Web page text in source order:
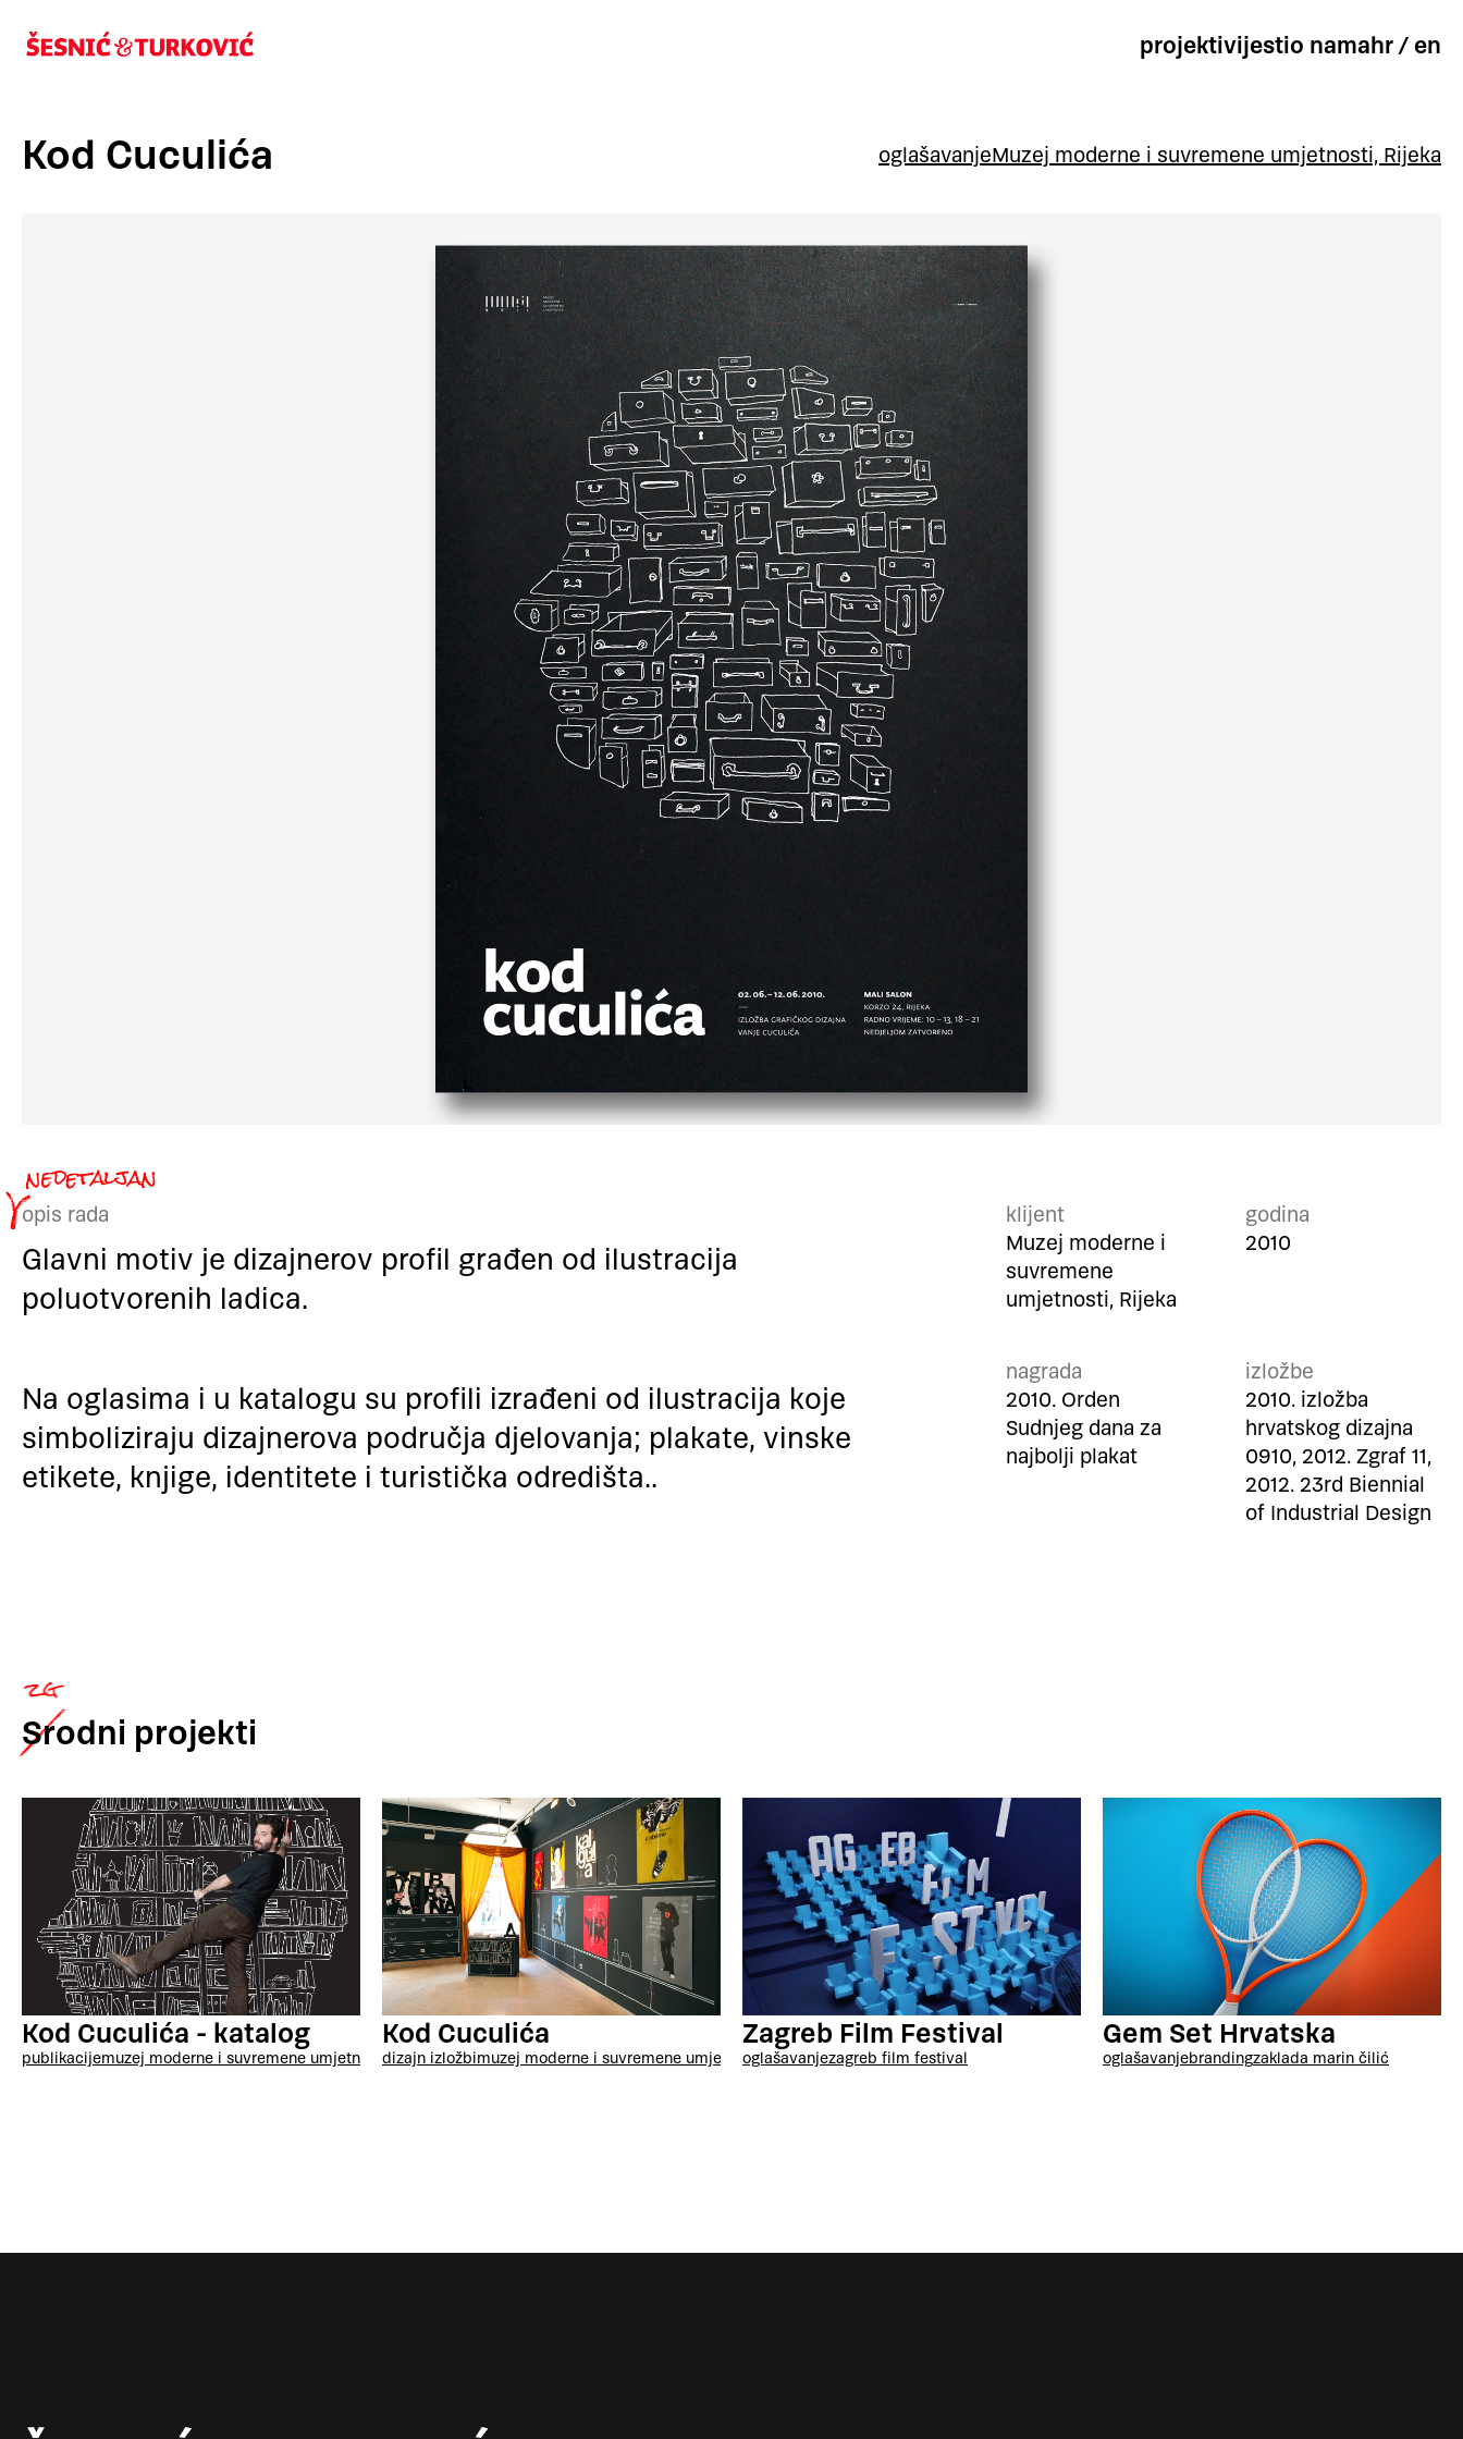
projektivijestio namahr/en
Kod Cuculića oglašavanjeMuzej moderne i suvremene umjetnosti, Rijeka
opis rada
Glavni motiv je dizajnerov profil građen od ilustracija
poluotvorenih ladica.
Na oglasima i u katalogu su profili izrađeni od ilustracija koje
simboliziraju dizajnerova područja djelovanja; plakate, vinske
etikete, knjige, identitete i turistička odredišta..
klijent
Muzej moderne i
suvremene
umjetnosti, Rijeka
godina
2010
nagrada
2010. Orden
Sudnjeg dana za
najbolji plakat
izložbe
2010. izložba
hrvatskog dizajna
0910, 2012. Zgraf 11,
2012. 23rd Biennial
of Industrial Design
Srodni projekti
Kod Cuculića - katalog
publikacijemuzej moderne i suvremene umjetnosti, rijeka
Kod Cuculića
dizajn izložbimuzej moderne i suvremene umjetnosti, rijeka
Zagreb Film Festival
oglašavanjezagreb film festival
Gem Set Hrvatska
oglašavanjebrandingzaklada marin čilić